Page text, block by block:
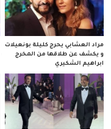
مراد العشابي يحرج كليلة بونعيلات
و يكشف عن طلاقها من المخرج
ابراهيم الشكيري